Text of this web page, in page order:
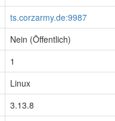
ts.corzarmy.de:9987
Nein (Öffentlich)
1
Linux
3.13.8